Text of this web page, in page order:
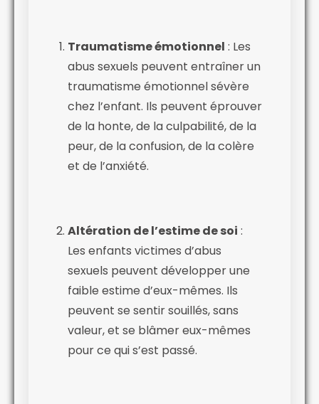
Traumatisme émotionnel : Les
abus sexuels peuvent entraîner un
traumatisme émotionnel sévère
chez l’enfant. Ils peuvent éprouver
de la honte, de la culpabilité, de la
peur, de la confusion, de la colère
et de l’anxiété.
Altération de l’estime de soi :
Les enfants victimes d’abus
sexuels peuvent développer une
faible estime d’eux-mêmes. Ils
peuvent se sentir souillés, sans
valeur, et se blâmer eux-mêmes
pour ce qui s’est passé.